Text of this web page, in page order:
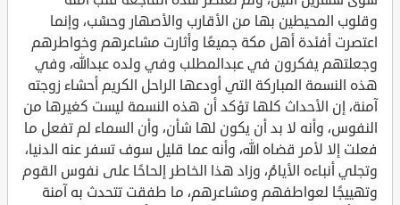
وقلوب المحيطين بها من الأقارب والأصهار وحسْب، وإنما
اعتصرت أفئدة أهل مكة جميعًا وأثارت مشاعرهم وخواطرهم
وجعلتهم يفكرون في عبدالمطلب وفي ولده عبدالله، وفي
هذه النسمة المباركة التي أودعها الراحل الكريم أحشاء زوجته
آمنة، إن الأحداث كلها تؤكد أن هذه النسمة ليست كغيرها من
النفوس، وأنه لا بد أن يكون لها شأن، وأن السماء لم تفعل ما
فعلت إلا لأمر قضاه الله، وأنه عما قليل سوف تسفر عنه الدنيا،
وتجلي أنباءه الأيامُ، وزاد هذا الخاطر إلحاحًا على نفوس القوم
وتهييجًا لعواطفهم ومشاعرهم، ما طفقت تتحدث به آمنة